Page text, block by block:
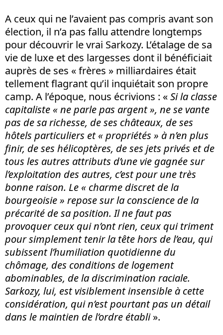
A ceux qui ne l’avaient pas compris avant son
élection, il n’a pas fallu attendre longtemps
pour découvrir le vrai Sarkozy. L’étalage de sa
vie de luxe et des largesses dont il bénéficiait
auprès de ses « frères » milliardaires était
tellement flagrant qu’il inquiétait son propre
camp. A l’époque, nous écrivions : «Si la classe
capitaliste « ne parle pas argent », ne se vante
pas de sa richesse, de ses châteaux, de ses
hôtels particuliers et « propriétés » à n’en plus
finir, de ses hélicoptères, de ses jets privés et de
tous les autres attributs d’une vie gagnée sur
l’exploitation des autres, c’est pour une très
bonne raison. Le « charme discret de la
bourgeoisie » repose sur la conscience de la
précarité de sa position. Il ne faut pas
provoquer ceux qui n’ont rien, ceux qui triment
pour simplement tenir la tête hors de l’eau, qui
subissent l’humiliation quotidienne du
chômage, des conditions de logement
abominables, de la discrimination raciale.
Sarkozy, lui, est visiblement insensible à cette
considération, qui n’est pourtant pas un détail
dans le maintien de l’ordre établi».